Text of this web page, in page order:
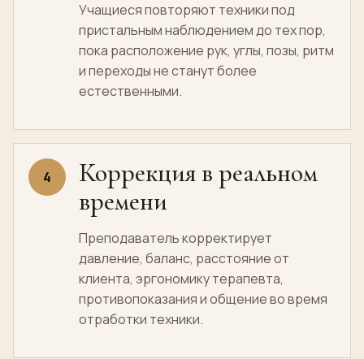
Учащиеся повторяют техники под
пристальным наблюдением до тех пор,
пока расположение рук, углы, позы, ритм
и переходы не станут более
естественными.
4
Коррекция в реальном
времени
Преподаватель корректирует
давление, баланс, расстояние от
клиента, эргономику терапевта,
противопоказания и общение во время
отработки техники.